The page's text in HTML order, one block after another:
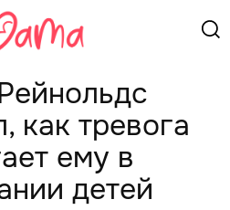
как тревога
ему в
детей